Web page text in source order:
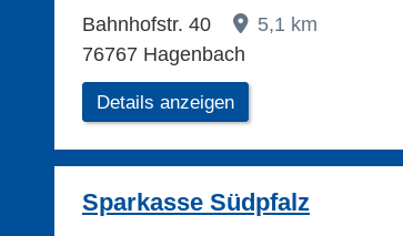
Bahnhofstr. 40
5,1 km
76767 Hagenbach
Details anzeigen
Sparkasse Südpfalz